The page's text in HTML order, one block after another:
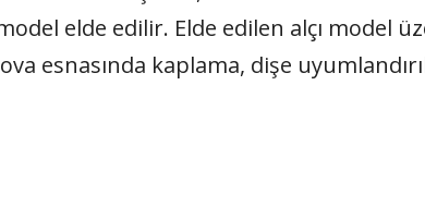
elde edilir. Elde edilen alçı model
esnasında kaplama, dişe